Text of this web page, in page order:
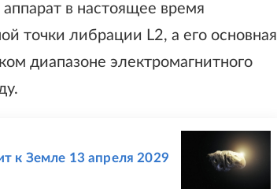
в настоящее время
точки либрации L2, а его основная
диапазоне электромагнитного
к Земле 13 апреля 2029